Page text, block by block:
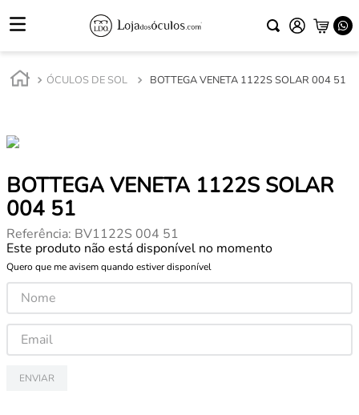
ÓCULOS DE SOL BOTTEGA VENETA 1122S SOLAR 004 51
BOTTEGA VENETA 1122S SOLAR
004 51
Referência: BV1122S 004 51
Este produto não está disponível no momento
Quero que me avisem quando estiver disponível
ENVIAR